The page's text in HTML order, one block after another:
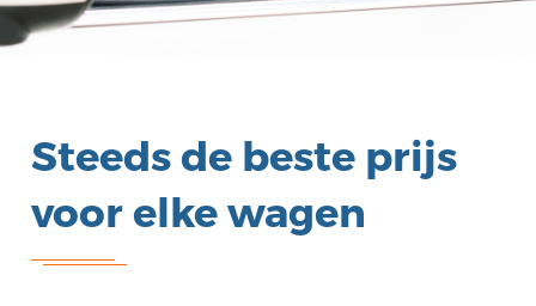
Steeds de beste prijs
voor elke wagen